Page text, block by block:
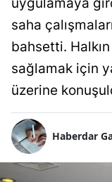
saha
bahsetti.
sağlamak için
üzerine
Haberdar